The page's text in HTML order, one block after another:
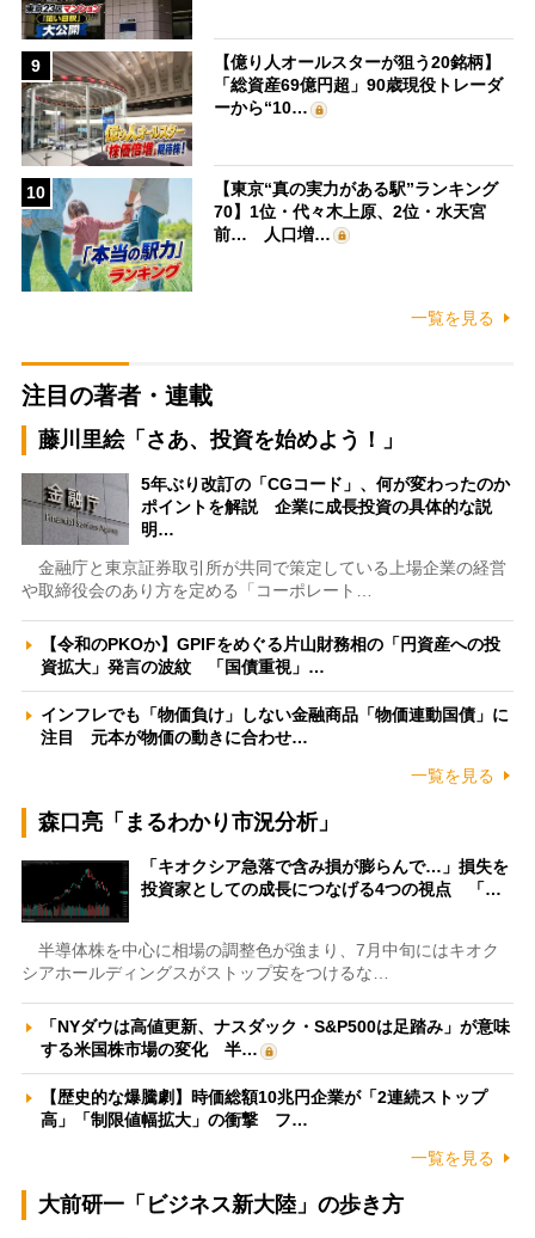
9
【億り人オールスターが狙う20銘柄】
「総資産69億円超」90歳現役トレーダ
ーから“10…
10
【東京“真の実力がある駅”ランキング
70】1位・代々木上原、2位・水天宮
前… 人口増…
一覧を見る
注目の著者・連載
藤川里絵「さあ、投資を始めよう！」
5年ぶり改訂の「CGコード」、何が変わったのか
ポイントを解説 企業に成長投資の具体的な説
明…
金融庁と東京証券取引所が共同で策定している上場企業の経営
や取締役会のあり方を定める「コーポレート…
【令和のPKOか】GPIFをめぐる片山財務相の「円資産への投
資拡大」発言の波紋 「国債重視」…
インフレでも「物価負け」しない金融商品「物価連動国債」に
注目 元本が物価の動きに合わせ…
一覧を見る
森口亮「まるわかり市況分析」
「キオクシア急落で含み損が膨らんで…」損失を
投資家としての成長につなげる4つの視点 「…
半導体株を中心に相場の調整色が強まり、7月中旬にはキオク
シアホールディングスがストップ安をつけるな…
「NYダウは高値更新、ナスダック・S&P500は足踏み」が意味
する米国株市場の変化 半…
【歴史的な爆騰劇】時価総額10兆円企業が「2連続ストップ
高」「制限値幅拡大」の衝撃 フ…
一覧を見る
大前研一「ビジネス新大陸」の歩き方